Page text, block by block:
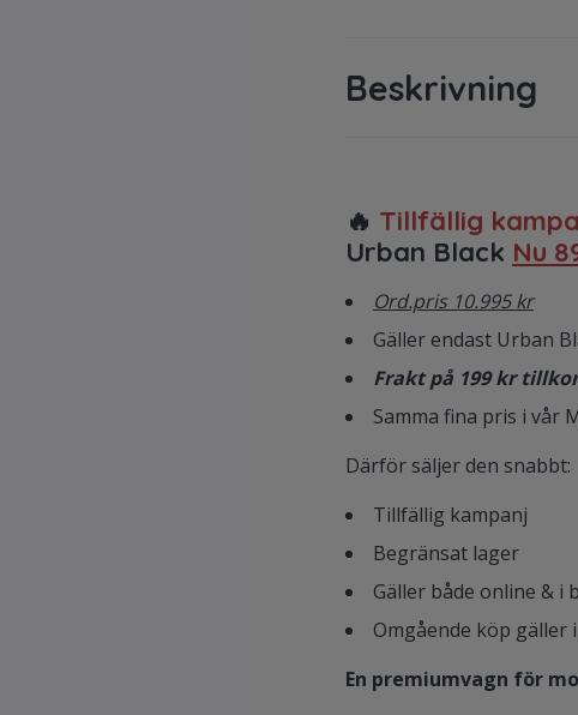
Beskrivning
🔥 Tillfällig
Urban Black Nu 8
Ord.pris 10.995 kr
Gäller endast Urban
Frakt på 199 kr
Samma fina pris i vår
Därför säljer den snabbt:
Tillfällig kampanj
Begränsat lager
Gäller både online & i
Omgående köp gäller
En premiumvagn för